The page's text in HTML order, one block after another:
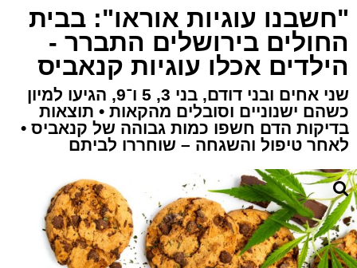
"חשבנו עוגיות אוראו": בבית
החולים בירושלים התברר -
הילדים אכלו עוגיות קנאביס
שני אחים ובני דודם, בני 3, 5 ו־9, הגיעו למיון
כשהם ישנוניים וסובלים מהקאות • תוצאות
בדיקות הדם חשפו כמות גבוהה של קנאביס •
לאחר טיפול והשגחה – שוחררו לביתם